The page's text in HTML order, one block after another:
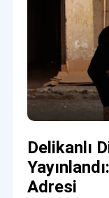
Delikanlı
Adresi